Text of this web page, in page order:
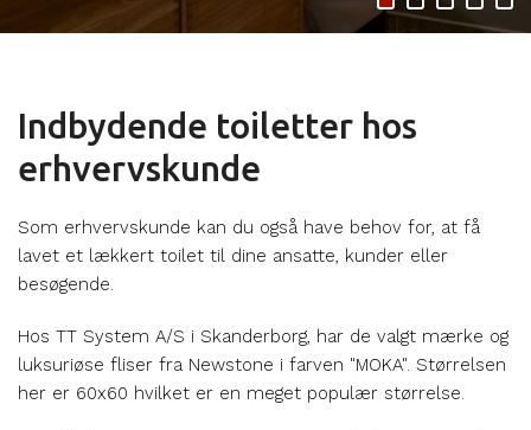
Indbydende toiletter hos
erhvervskunde
Som erhvervskunde kan du også have behov for, at få
lavet et lækkert toilet til dine ansatte, kunder eller
besøgende.
Hos TT System A/S i Skanderborg, har de valgt mærke og
luksuriøse fliser fra Newstone i farven "MOKA". Størrelsen
her er 60x60 hvilket er en meget populær størrelse.